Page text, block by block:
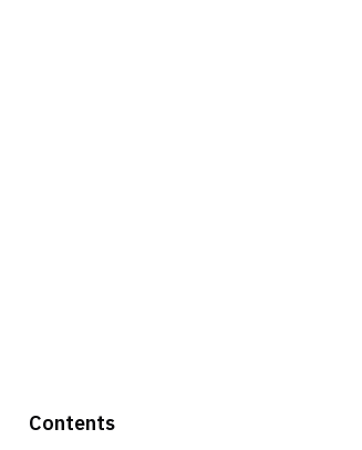
Contents